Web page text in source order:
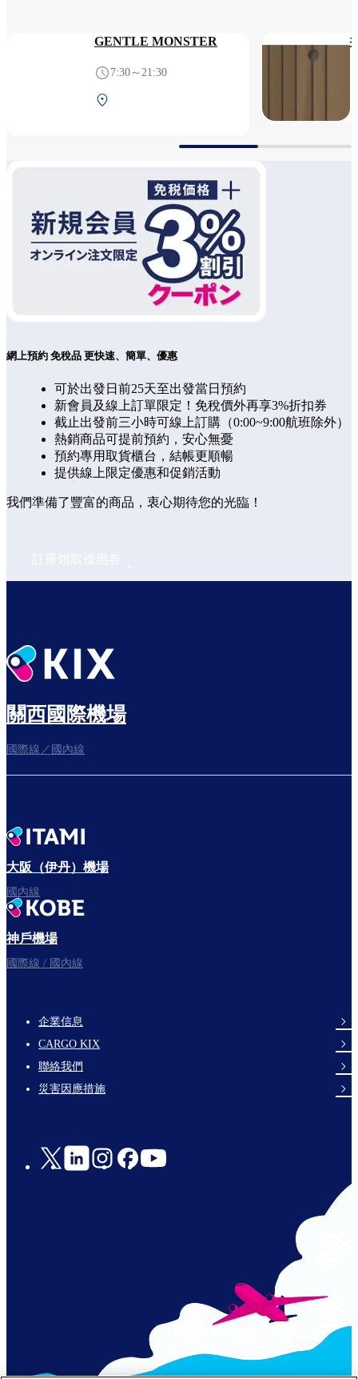
GENTLE MONSTER
7:30～21:30
網上預約 免稅品 更快速、簡單、優惠
可於出發日前25天至出發當日預約
新會員及線上訂單限定！免稅價外再享3%折扣券
截止出發前三小時可線上訂購（0:00~9:00航班除外）
熱銷商品可提前預約，安心無憂
預約專用取貨櫃台，結帳更順暢
提供線上限定優惠和促銷活動
我們準備了豐富的商品，衷心期待您的光臨！
關西國際機場
國際線／國內線
大阪（伊丹）機場
國內線
神戶機場
國際線 / 國內線
footer-
links-
en-
企業信息
CARGO KIX
聯絡我們
災害因應措施
Social